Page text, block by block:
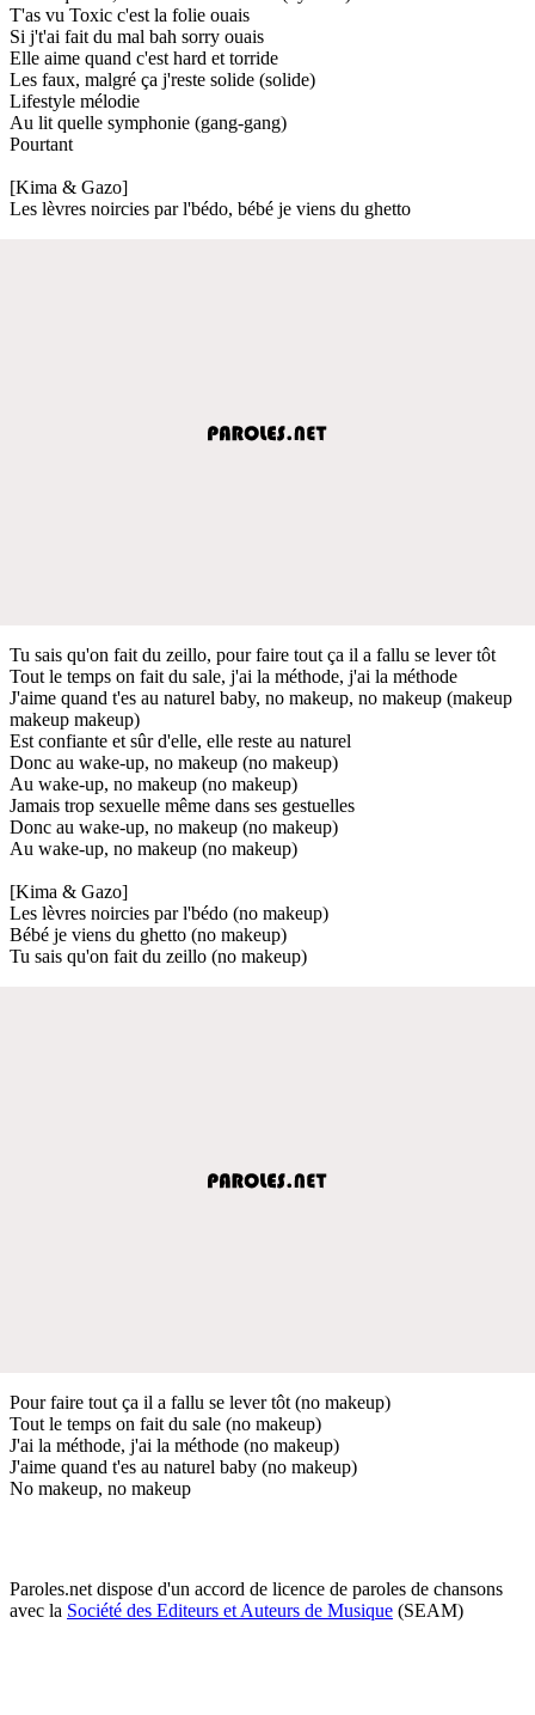
T'as vu Toxic c'est la folie ouais
Si j't'ai fait du mal bah sorry ouais
Elle aime quand c'est hard et torride
Les faux, malgré ça j'reste solide (solide)
Lifestyle mélodie
Au lit quelle symphonie (gang-gang)
Pourtant
[Kima & Gazo]
Les lèvres noircies par l'bédo, bébé je viens du ghetto
Tu sais qu'on fait du zeillo, pour faire tout ça il a fallu se lever tôt
Tout le temps on fait du sale, j'ai la méthode, j'ai la méthode
J'aime quand t'es au naturel baby, no makeup, no makeup (makeup
makeup makeup)
Est confiante et sûr d'elle, elle reste au naturel
Donc au wake-up, no makeup (no makeup)
Au wake-up, no makeup (no makeup)
Jamais trop sexuelle même dans ses gestuelles
Donc au wake-up, no makeup (no makeup)
Au wake-up, no makeup (no makeup)
[Kima & Gazo]
Les lèvres noircies par l'bédo (no makeup)
Bébé je viens du ghetto (no makeup)
Tu sais qu'on fait du zeillo (no makeup)
Pour faire tout ça il a fallu se lever tôt (no makeup)
Tout le temps on fait du sale (no makeup)
J'ai la méthode, j'ai la méthode (no makeup)
J'aime quand t'es au naturel baby (no makeup)
No makeup, no makeup
Paroles.net dispose d'un accord de licence de paroles de chansons
avec la Société des Editeurs et Auteurs de Musique (SEAM)